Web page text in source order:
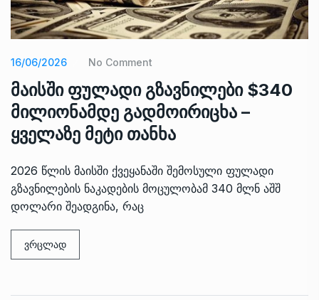
16/06/2026 No Comment
მაისში ფულადი გზავნილები $340
მილიონამდე გადმოირიცხა –
ყველაზე მეტი თანხა
2026 წლის მაისში ქვეყანაში შემოსული ფულადი
გზავნილების ნაკადების მოცულობამ 340 მლნ აშშ
დოლარი შეადგინა, რაც
ვრცლად